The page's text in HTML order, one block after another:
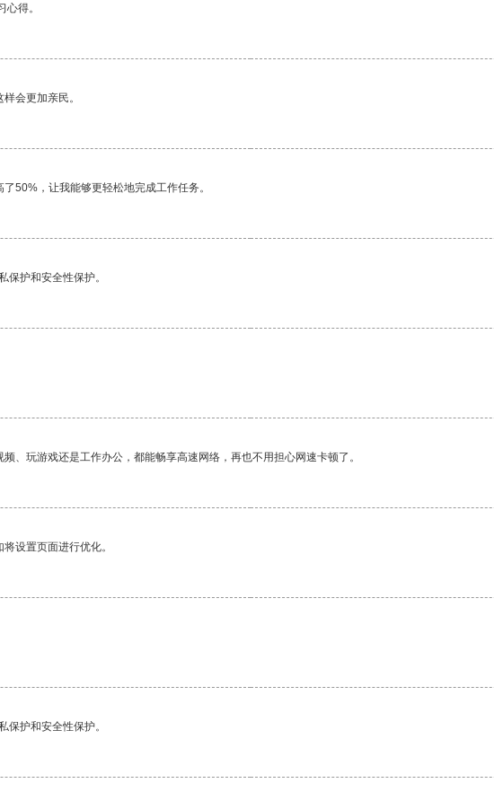
得。
会更加亲民。
50%，让我能够更轻松地完成工作任务。
保护和安全性保护。
、玩游戏还是工作办公，都能畅享高速网络，再也不用担心网速卡顿了。
设置页面进行优化。
保护和安全性保护。